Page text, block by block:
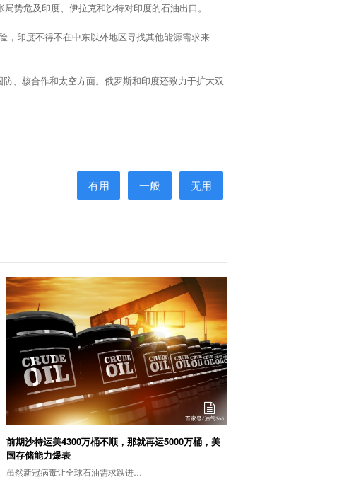
势危及印度、伊拉克和沙特对印度的石油出口。
，印度不得不在中东以外地区寻找其他能源需求来
、核合作和太空方面。俄罗斯和印度还致力于扩大双
有用 一般 无用
前期沙特运美4300万桶不顺，那就再运5000万桶，美
国存储能力爆表
虽然新冠病毒让全球石油需求跌进…